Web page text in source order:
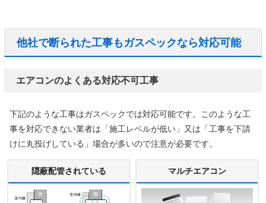
他社で断られた工事もガスペックなら対応可能
エアコンのよくある対応不可工事
下記のような工事はガスペックでは対応可能です。このような工
事を対応できない業者は「施工レベルが低い」又は「工事を下請
けに丸投げしている」場合が多いので注意が必要です。
隠蔽配管されている マルチエアコン